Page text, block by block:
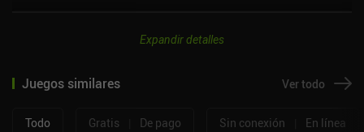
Expandir detalles
Juegos similares Ver todo
Todo Gratis De pago Sin conexión En línea